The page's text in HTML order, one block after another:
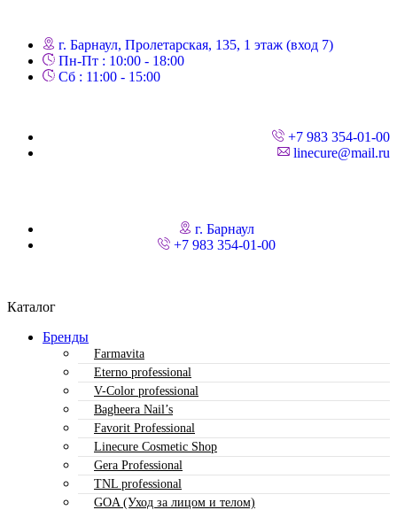
г. Барнаул, Пролетарская, 135,​ 1 этаж (вход 7)
Пн-Пт : 10:00 - 18:00
Сб : 11:00 - 15:00
+7 983 354-01-00
linecure@mail.ru
г. Барнаул
+7 983 354-01-00
Каталог
Бренды
Farmavita
Eterno professional
V-Color professional
Bagheera Nail’s
Favorit Professional
Linecure Cosmetic Shop
Gera Professional
TNL professional
GOA (Уход за лицом и телом)